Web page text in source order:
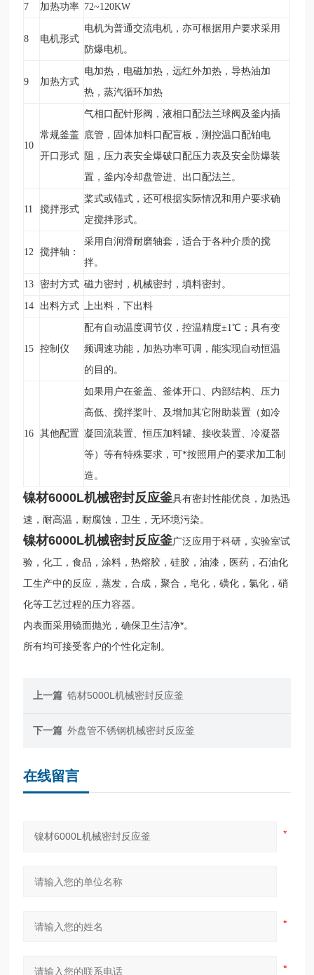
7 加热功率 72~120KW
8 电机形式
电机为普通交流电机，亦可根据用户要求采用
防爆电机。
9 加热方式
电加热，电磁加热，远红外加热，导热油加
热，蒸汽循环加热
10
常规釜盖
开口形式
气相口配针形阀，液相口配法兰球阀及釜内插
底管，固体加料口配盲板，测控温口配铂电
阻，压力表安全爆破口配压力表及安全防爆装
置，釜内冷却盘管进、出口配法兰。
11 搅拌形式
桨式或锚式，还可根据实际情况和用户要求确
定搅拌形式。
12 搅拌轴：
采用自润滑耐磨轴套，适合于各种介质的搅
拌。
13 密封方式 磁力密封，机械密封，填料密封。
14 出料方式 上出料，下出料
15 控制仪
配有自动温度调节仪，控温精度±1℃ ；具有变
频调速功能，加热功率可调，能实现自动恒温
的目的。
16 其他配置
如果用户在釜盖、釜体开口、内部结构、压力
高低、搅拌桨叶、及增加其它附助装置（如冷
凝回流装置、恒压加料罐、接收装置、冷凝器
等）等有特殊要求，可*按照用户的要求加工制
造。
镍材6000L机械密封反应釜具有密封性能优良，加热迅
速，耐高温，耐腐蚀，卫生，无环境污染。
镍材6000L机械密封反应釜广泛应用于科研，实验室试
验，化工，食品，涂料，热熔胶，硅胶，油漆，医药，石油化
工生产中的反应，蒸发，合成，聚合，皂化，磺化，氯化，硝
化等工艺过程的压力容器。
内表面采用镜面抛光，确保卫生洁净*。
所有均可接受客户的个性化定制。
上一篇 锆材5000L机械密封反应釜
下一篇 外盘管不锈钢机械密封反应釜
在线留言